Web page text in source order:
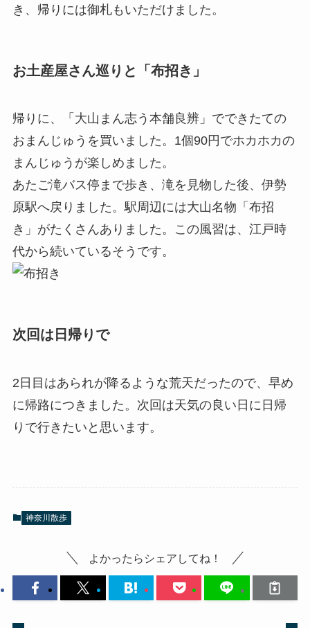
き、帰りには御札もいただけました。
お土産屋さん巡りと「布招き」
帰りに、「大山まん志う本舗良辨」でできたての
おまんじゅうを買いました。1個90円でホカホカの
まんじゅうが楽しめました。
あたご滝バス停まで歩き、滝を見物した後、伊勢
原駅へ戻りました。駅周辺には大山名物「布招
き」がたくさんありました。この風習は、江戸時
代から続いているそうです。
次回は日帰りで
2日目はあられが降るような荒天だったので、早め
に帰路につきました。次回は天気の良い日に日帰
りで行きたいと思います。
神奈川散歩
よかったらシェアしてね！